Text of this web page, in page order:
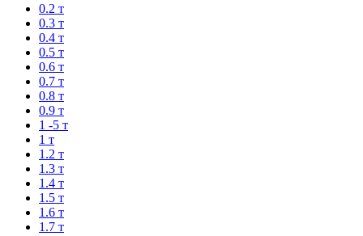
0.2 т
0.3 т
0.4 т
0.5 т
0.6 т
0.7 т
0.8 т
0.9 т
1 -5 т
1 т
1.2 т
1.3 т
1.4 т
1.5 т
1.6 т
1.7 т